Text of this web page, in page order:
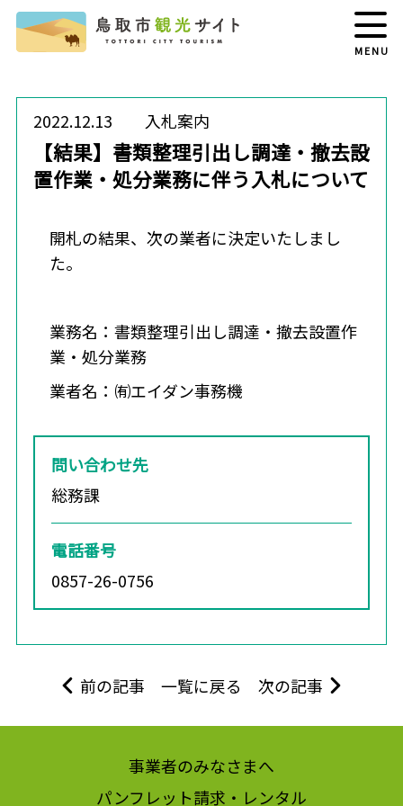
MENU
【結果】書類整理引出し調達・撤去設
置作業・処分業務に伴う入札について
2022.12.13 入札案内
開札の結果、次の業者に決定いたしまし
た。
業務名：書類整理引出し調達・撤去設置作
業・処分業務
業者名：㈲エイダン事務機
問い合わせ先
総務課
電話番号
0857-26-0756
前の記事 一覧に戻る 次の記事
事業者のみなさまへ
パンフレット請求・レンタル